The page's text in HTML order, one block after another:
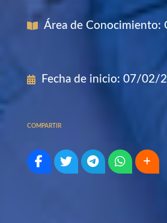
Área de Conocimiento:
Fecha de inicio: 07/02/
COMPARTIR